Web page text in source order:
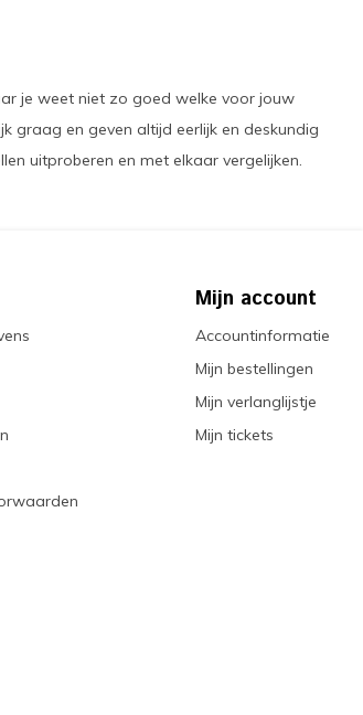
je weet niet zo goed welke voor jouw
graag en geven altijd eerlijk en deskundig
uitproberen en met elkaar vergelijken.
Mijn account
Accountinformatie
Mijn bestellingen
Mijn verlanglijstje
Mijn tickets